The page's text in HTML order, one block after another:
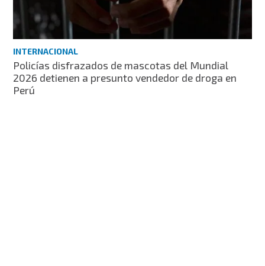
INTERNACIONAL
Policías disfrazados de mascotas del Mundial
2026 detienen a presunto vendedor de droga en
Perú